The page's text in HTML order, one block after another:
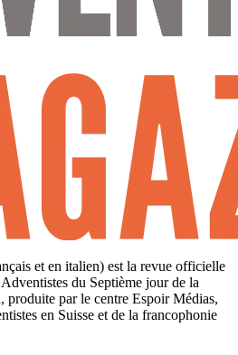
et en italien) est la revue officielle
du Septième jour de la
produite par le centre Espoir Médias,
en Suisse et de la francophonie